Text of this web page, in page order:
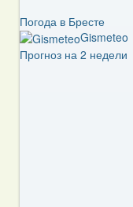
Погода в Бресте
Gismeteo
Прогноз на 2 недели